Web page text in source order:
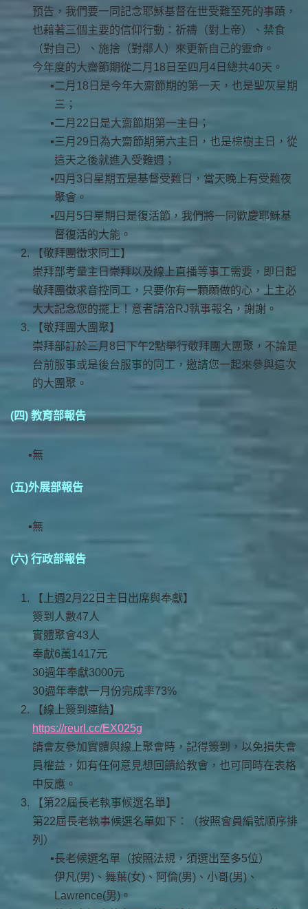
預告，我們要一同記念耶穌基督在世受難至死的事蹟，
也藉著三個主要的信仰行動：祈禱（對上帝）、禁食
（對自己）、施捨（對鄰人）來更新自己的靈命。
今年度的大齋節期從二月18日至四月4日總共40天。
二月18日是今年大齋節期的第一天，也是聖灰星期
三；
二月22日是大齋節期第一主日；
三月29日為大齋節期第六主日，也是棕樹主日，從
這天之後就進入受難週；
四月3日星期五是基督受難日，當天晚上有受難夜
聚會。
四月5日星期日是復活節，我們將一同歡慶耶穌基
督復活的大能。
【敬拜團徵求同工】
崇拜部考量主日崇拜以及線上直播等事工需要，即日起
敬拜團徵求音控同工，只要你有一顆願做的心，上主必
大大記念您的擺上！意者請洽RJ執事報名，謝謝。
【敬拜團大團聚】
崇拜部訂於三月8日下午2點舉行敬拜團大團聚，不論是
台前服事或是後台服事的同工，邀請您一起來參與這次
的大團聚。
(四) 教育部報告
無
(五)外展部報告
無
(六) 行政部報告
【上週2月22日主日出席與奉獻】
簽到人數47人
實體聚會43人
奉獻6萬1417元
30週年奉獻3000元
30週年奉獻一月份完成率73%
【線上簽到連結】
https://reurl.cc/EX025g
請會友參加實體與線上聚會時，記得簽到，以免損失會
員權益，如有任何意見想回饋給教會，也可同時在表格
中反應。
【第22屆長老執事候選名單】
第22屆長老執事候選名單如下：（按照會員編號順序排
列）
長老候選名單（按照法規，須選出至多5位）
伊凡(男)、舞葉(女)、阿倫(男)、小哥(男)、
Lawrence(男)。